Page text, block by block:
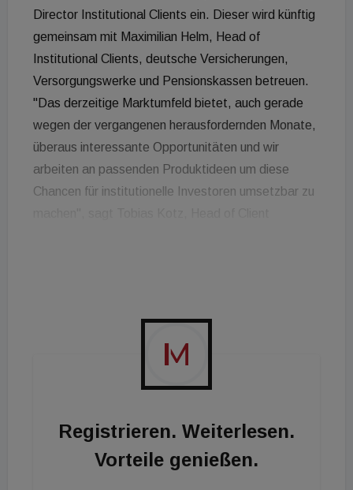
Director Institutional Clients ein. Dieser wird künftig
gemeinsam mit Maximilian Helm, Head of
Institutional Clients, deutsche Versicherungen,
Versorgungswerke und Pensionskassen betreuen.
"Das derzeitige Marktumfeld bietet, auch gerade
wegen der vergangenen herausfordernden Monate,
überaus interessante Opportunitäten und wir
arbeiten an passenden Produktideen um diese
Chancen für institutionelle Investoren umsetzbar zu
Leopold Stengl einen ausgewiesenen Experten für
diesen Bereich gefunden zu haben", sagt Maximilian
Helm, Head of Institutional Clients bei der Real I.S..
Stengl ist studierter Diplom-Kaufmann und verfügt
Relations. Zuletzt war er als Director Institutional
Sales bei der Real Exchange beschäftigt, wo er für
Registrieren. Weiterlesen.
Vorteile genießen.